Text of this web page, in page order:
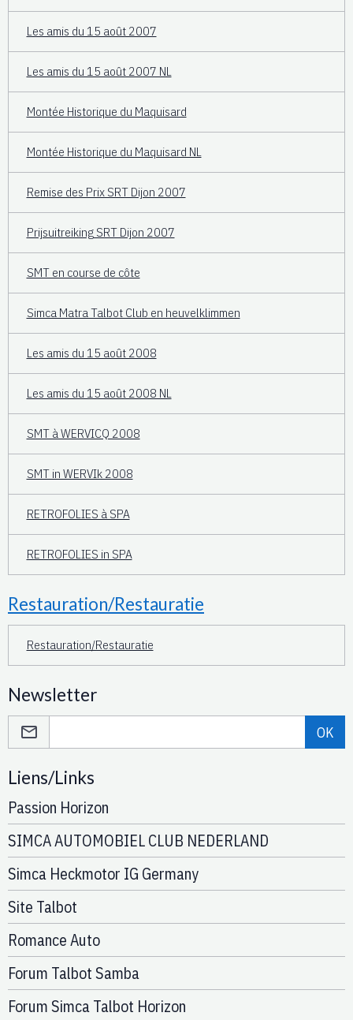
Les amis du 15 août 2007
Les amis du 15 août 2007 NL
Montée Historique du Maquisard
Montée Historique du Maquisard NL
Remise des Prix SRT Dijon 2007
Prijsuitreiking SRT Dijon 2007
SMT en course de côte
Simca Matra Talbot Club en heuvelklimmen
Les amis du 15 août 2008
Les amis du 15 août 2008 NL
SMT à WERVICQ 2008
SMT in WERVIk 2008
RETROFOLIES à SPA
RETROFOLIES in SPA
Restauration/Restauratie
Restauration/Restauratie
Newsletter
OK
Liens/Links
Passion Horizon
SIMCA AUTOMOBIEL CLUB NEDERLAND
Simca Heckmotor IG Germany
Site Talbot
Romance Auto
Forum Talbot Samba
Forum Simca Talbot Horizon